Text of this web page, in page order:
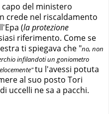
del ministero
crede nel riscaldamento
(la protezione
riferimento. Come se
ti spiegava che "no, non
infilandoti un goniometro
tu l'avessi potuta
al suo posto Tori
uccelli ne sa a pacchi.